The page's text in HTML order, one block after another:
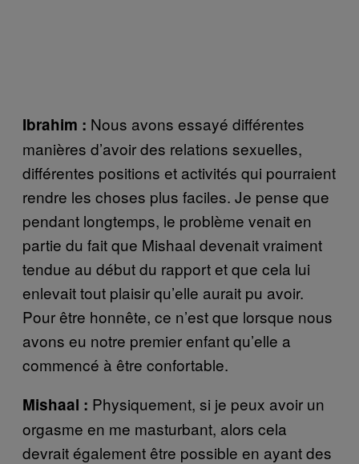
Ibrahim : Nous avons essayé différentes
manières d’avoir des relations sexuelles,
différentes positions et activités qui pourraient
rendre les choses plus faciles. Je pense que
pendant longtemps, le problème venait en
partie du fait que Mishaal devenait vraiment
tendue au début du rapport et que cela lui
enlevait tout plaisir qu’elle aurait pu avoir.
Pour être honnête, ce n’est que lorsque nous
avons eu notre premier enfant qu’elle a
commencé à être confortable.
Mishaal : Physiquement, si je peux avoir un
orgasme en me masturbant, alors cela
devrait également être possible en ayant des